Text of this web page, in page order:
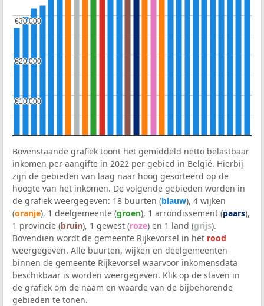
€10.000
€10.000
€20.000
€20.000
€30.000
€30.000
Bovenstaande grafiek toont het gemiddeld netto belastbaar
inkomen per aangifte in 2022 per gebied in België. Hierbij
zijn de gebieden van laag naar hoog gesorteerd op de
hoogte van het inkomen. De volgende gebieden worden in
de grafiek weergegeven: 18 buurten (blauw), 4 wijken
(oranje), 1 deelgemeente (groen), 1 arrondissement (paars),
1 provincie (bruin), 1 gewest (roze) en 1 land (grijs).
Bovendien wordt de gemeente Rijkevorsel in het rood
weergegeven. Alle buurten, wijken en deelgemeenten
binnen de gemeente Rijkevorsel waarvoor inkomensdata
beschikbaar is worden weergegeven. Klik op de staven in
de grafiek om de naam en waarde van de bijbehorende
gebieden te tonen.